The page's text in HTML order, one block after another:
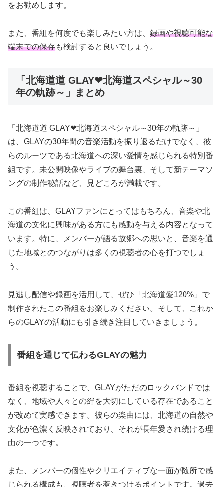
をお勧めします。
また、番組を何度でも楽しみたい方は、 録画や視聴可能な
端末での保存も検討すると良いでしょう。
「北海道道 GLAY❤北海道スペシャル～30
年の軌跡～」まとめ
「北海道道 GLAY❤北海道スペシャル～30年の軌跡～」
は、GLAYの30年間の音楽活動を振り返るだけでなく、彼
らのルーツである北海道への深い愛情を感じられる特別番
組です。未公開映像やライブの舞台裏、そして新テーマソ
ングの制作秘話など、見どころが満載です。
この番組は、GLAYファンにとってはもちろん、音楽や北
海道の文化に興味がある方にも感動を与える内容となって
います。特に、メンバーが語る故郷への思いと、音楽を通
じた地域とのつながりは多くの視聴者の心を打つでしょ
う。
見逃し配信や録画を活用して、ぜひ「北海道愛120%」で
制作されたこの番組をお楽しみください。そして、これか
らのGLAYの活動にも引き続き注目していきましょう。
番組を通じて伝わるGLAYの魅力
番組を視聴することで、GLAYがただのロックバンドでは
なく、地域や人々との絆を大切にしている存在であること
が改めて実感できます。彼らの楽曲には、北海道の自然や
文化が色濃く反映されており、それが長年愛され続ける理
由の一つです。
また、メンバーの個性やクリエイティブな一面が随所で感
じられる構成も、視聴者を惹きつけるポイントです。過去